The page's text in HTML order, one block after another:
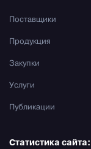
Поставщики
Продукция
Закупки
Услуги
Публикации
Статистика сайта: